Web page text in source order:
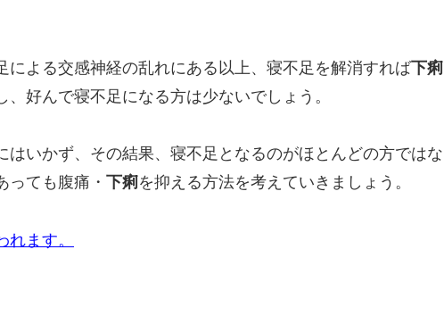
による交感神経の乱れにある以上、寝不足を解消すれば下痢
好んで寝不足になる方は少ないでしょう。
いかず、その結果、寝不足となるのがほとんどの方ではな
っても腹痛・ 下痢を抑える方法を考えていきましょう。
ます。